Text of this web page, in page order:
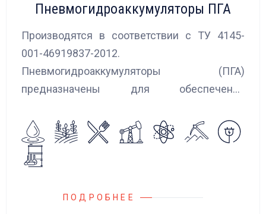
Пневмогидроаккумуляторы ПГА
Производятся в соответствии с ТУ 4145-
001-46919837-2012.
Пневмогидроаккумуляторы (ПГА)
предназначены для обеспечения
колебаний потока жидкости, возникающих в
гидравлических системах.
ПОДРОБНЕЕ